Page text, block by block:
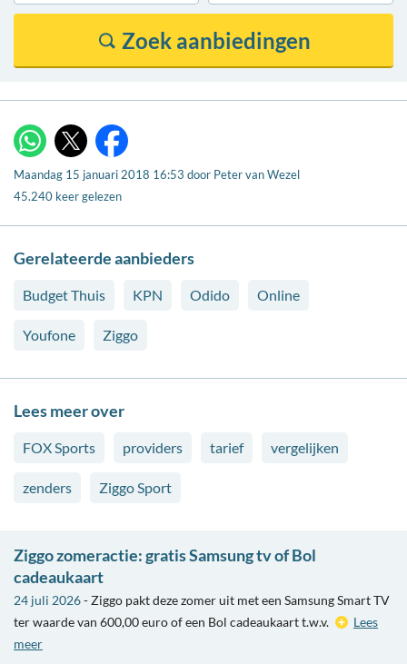
WhatsApp
X Facebook
Maandag 15 januari 2018 16:53 door Peter van Wezel
45.240 keer gelezen
Gerelateerde aanbieders
Budget Thuis KPN Odido Online
Youfone Ziggo
Lees meer over
FOX Sports providers tarief vergelijken
zenders Ziggo Sport
Ziggo zomeractie: gratis Samsung tv of Bol
cadeaukaart
24 juli 2026- Ziggo pakt deze zomer uit met een Samsung Smart TV
ter waarde van 600,00 euro of een Bol cadeaukaart t.w.v.
Lees
meer